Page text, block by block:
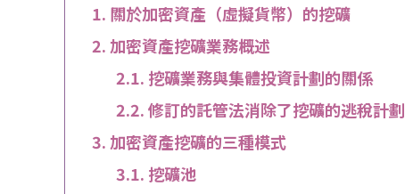
關於加密資產（虛擬貨幣）的挖礦
加密資產挖礦業務概述
挖礦業務與集體投資計劃的關係
修訂的託管法消除了挖礦的逃稅計劃
加密資產挖礦的三種模式
挖礦池